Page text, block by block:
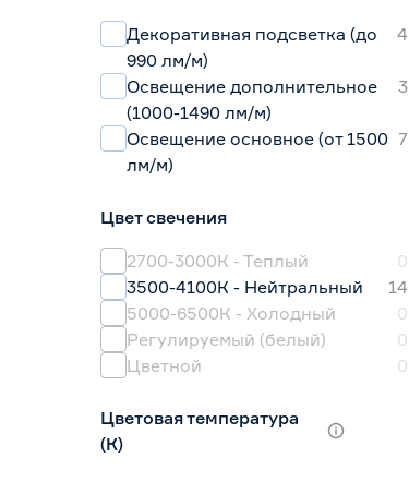
Декоративная подсветка (до
990 лм/м)
4
Освещение дополнительное
(1000-1490 лм/м)
3
Освещение основное (от 1500
лм/м)
7
Цвет свечения
2700-3000К - Теплый
0
3500-4100К - Нейтральный
14
5000-6500К - Холодный
0
Регулируемый (белый)
0
Цветной
0
Цветовая температура
(К)